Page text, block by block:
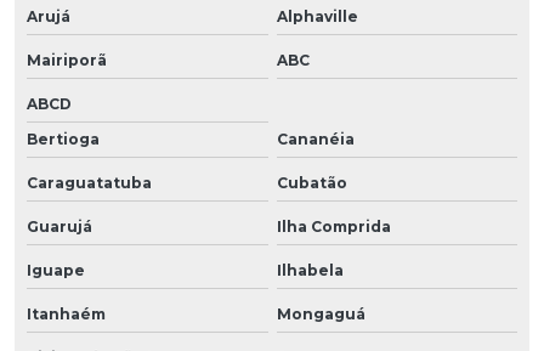
Arujá Alphaville
Mairiporã ABC
ABCD
Bertioga
Cananéia
Caraguatatuba Cubatão
Guarujá Ilha Comprida
Iguape Ilhabela
Itanhaém Mongaguá